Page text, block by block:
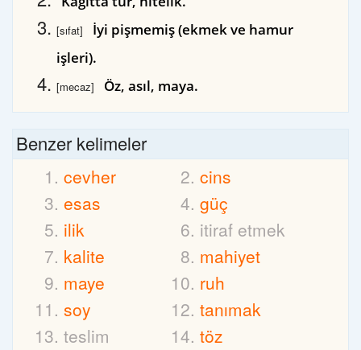
[sıfat]
İyi pişmemiş (ekmek ve hamur
işleri).
[mecaz] Öz, asıl, maya.
Benzer kelimeler
cevher
cins
esas
güç
ilik
itiraf etmek
kalite
mahiyet
maye
ruh
soy
tanımak
teslim
töz